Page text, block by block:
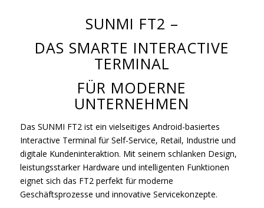
SUNMI FT2 –
DAS SMARTE INTERACTIVE
TERMINAL
FÜR MODERNE
UNTERNEHMEN
Das SUNMI FT2ist ein vielseitiges Android-basiertes
Interactive Terminal für Self-Service, Retail, Industrie und
digitale Kundeninteraktion. Mit seinem schlanken Design,
leistungsstarker Hardware und intelligenten Funktionen
eignet sich das FT2 perfekt für moderne
Geschäftsprozesse und innovative Servicekonzepte.